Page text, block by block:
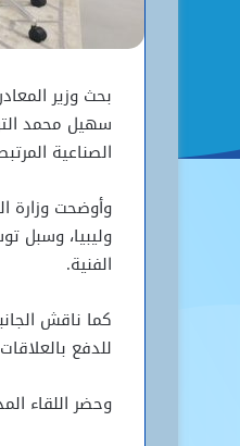
بحث وزير
سهيل محمد
الصناعية
وأوضحت وزارة
وليبيا، وسبل
الفنية.
كما ناقش
للدفع
وحضر اللقاء